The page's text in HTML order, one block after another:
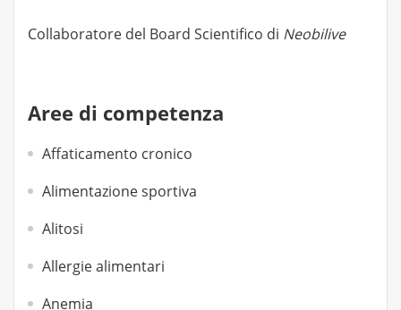
Collaboratore del Board Scientifico di Neobilive
Aree di competenza
Affaticamento cronico
Alimentazione sportiva
Alitosi
Allergie alimentari
Anemia